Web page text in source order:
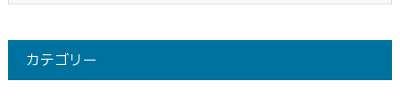
カテゴリー